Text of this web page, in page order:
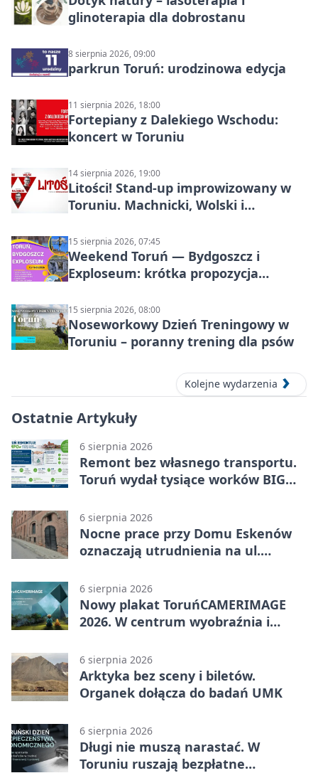
glinoterapia dla dobrostanu
8 sierpnia 2026, 09:00
parkrun Toruń: urodzinowa edycja
11 sierpnia 2026, 18:00
Fortepiany z Dalekiego Wschodu:
koncert w Toruniu
14 sierpnia 2026, 19:00
Litości! Stand-up improwizowany w
Toruniu. Machnicki, Wolski i
15 sierpnia 2026, 07:45
Weekend Toruń — Bydgoszcz i
Exploseum: krótka propozycja
15 sierpnia 2026, 08:00
Noseworkowy Dzień Treningowy w
Toruniu – poranny trening dla psów
Kolejne wydarzenia
Ostatnie Artykuły
6 sierpnia 2026
Remont bez własnego transportu.
Toruń wydał tysiące worków BIG
6 sierpnia 2026
Nocne prace przy Domu Eskenów
oznaczają utrudnienia na ul.
6 sierpnia 2026
Nowy plakat ToruńCAMERIMAGE
2026. W centrum wyobraźnia i
6 sierpnia 2026
Arktyka bez sceny i biletów.
Organek dołącza do badań UMK
6 sierpnia 2026
Długi nie muszą narastać. W
Toruniu ruszają bezpłatne